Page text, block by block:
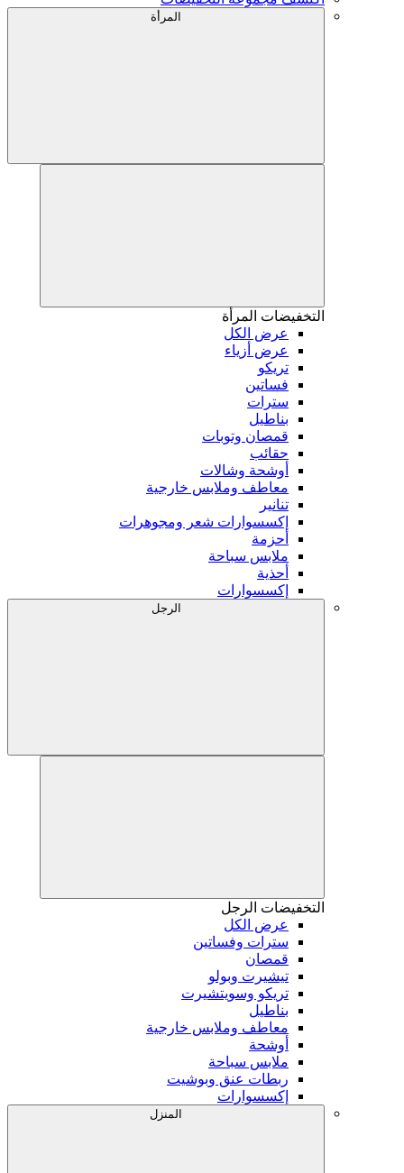
المرأة
التخفيضات المرأة
عرض الكل
عرض أزياء
تريكو
فساتين
سترات
بناطيل
قمصان وتوبات
حقائب
أوشحة وشالات
معاطف وملابس خارجية
تنانير
إكسسوارات شعر ومجوهرات
أحزمة
ملابس سباحة
أحذية
إكسسوارات
الرجل
التخفيضات الرجل
عرض الكل
سترات وفساتين
قمصان
تيشيرت وبولو
تريكو وسويتشيرت
بناطيل
معاطف وملابس خارجية
أوشحة
ملابس سباحة
ربطات عنق وبوشيت
إكسسوارات
المنزل